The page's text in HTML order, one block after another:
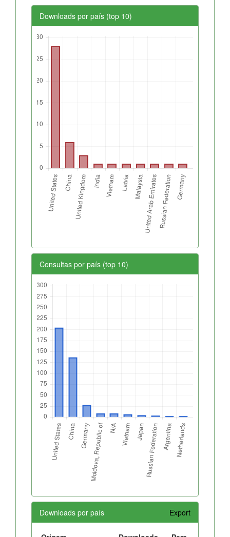
Downloads por país (top 10)
Consultas por país (top 10)
Downloads por país Export